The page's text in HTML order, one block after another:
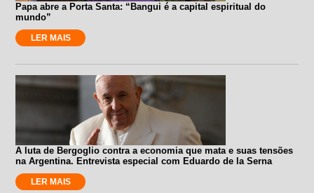
Papa abre a Porta Santa: “Bangui é a capital espiritual do
mundo”
LER MAIS
A luta de Bergoglio contra a economia que mata e suas tensões
na Argentina. Entrevista especial com Eduardo de la Serna
LER MAIS